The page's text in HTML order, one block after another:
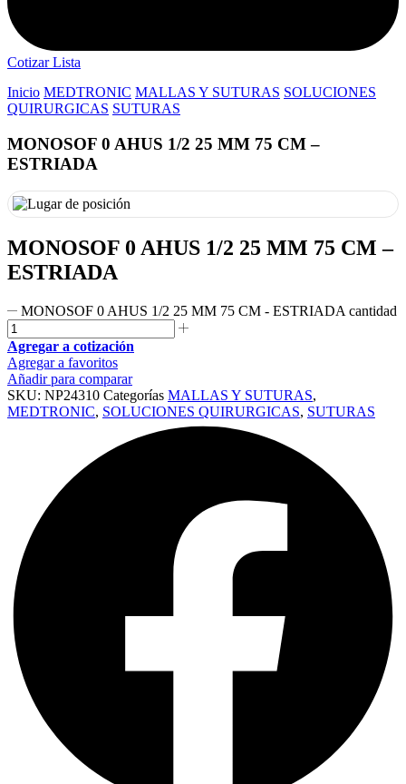
Cotizar Lista
Inicio MEDTRONIC MALLAS Y SUTURAS SOLUCIONES
QUIRURGICAS SUTURAS
MONOSOF 0 AHUS 1/2 25 MM 75 CM –
ESTRIADA
MONOSOF 0 AHUS 1/2 25 MM 75 CM –
ESTRIADA
MONOSOF 0 AHUS 1/2 25 MM 75 CM - ESTRIADA cantidad
Agregar a cotización
Agregar a favoritos
Añadir para comparar
SKU: NP24310 Categorías MALLAS Y SUTURAS,
MEDTRONIC, SOLUCIONES QUIRURGICAS, SUTURAS